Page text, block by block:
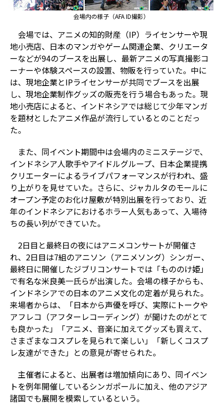
会場内の様子（AFA ID撮影）
会場では、アニメの知的財産（IP）ライセンサーや現
地小売店、日本のマンガやゲーム関連企業、クリエータ
ーなどが94のブースを出展し、最新アニメの写真撮影コ
ーナーや体験スペースの設置、物販を行っていた。中に
は、現地企業とIPライセンサーが共同でブースを出展
し、現地企業制作グッズの販売を行う場合もあった。現
地小売店によると、インドネシアでは総じて少年マンガ
を題材としたアニメ作品が流行しているとのことだっ
た。
また、同イベント期間中は会場内のミニステージで、
インドネシア人歌手やアイドルグループ、日本企業提携
クリエーターによるライブパフォーマンスが行われ、盛
り上がりを見せていた。さらに、ジャカルタのモールに
オープン予定のお化け屋敷が特別出展を行っており、近
年のインドネシアにおけるホラー人気もあって、入場待
ちの長い列ができていた。
2日目と最終日の夜にはアニメコンサートが開催さ
れ、2日目は7組のアニソン（アニメソング）シンガー、
最終日に開催したジブリコンサートでは「もののけ姫」
で有名な米良美一氏らが出演した。会場の様子からも、
インドネシアでの日本のアニメ文化の定着が見られた。
来場者からは、「日本から声優を呼び、実際にトークや
アフレコ（アフターレコーディング）が聞けたのがとて
も良かった」「アニメ、音楽に加えてグッズも買えて、
さまざまなコスプレを見られて楽しい」「新しくコスプ
レ友達ができた」との意見が寄せられた。
主催者によると、出展者は増加傾向にあり、同イベン
トを例年開催しているシンガポールに加え、他のアジア
諸国でも展開を模索しているという。